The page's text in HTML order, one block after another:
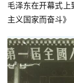
毛泽东在开幕式
主义国家而奋斗》